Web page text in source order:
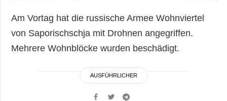
Am Vortag hat die russische Armee Wohnviertel
von Saporischschja mit Drohnen angegriffen.
Mehrere Wohnblöcke wurden beschädigt.
AUSFÜHRLICHER